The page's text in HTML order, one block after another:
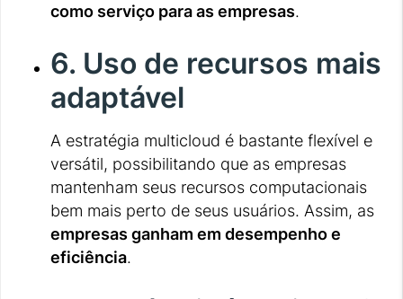
como serviço para as empresas.
6. Uso de recursos mais
adaptável
A estratégia multicloud é bastante flexível e
versátil, possibilitando que as empresas
mantenham seus recursos computacionais
bem mais perto de seus usuários. Assim, as
empresas ganham em desempenho e
eficiência.